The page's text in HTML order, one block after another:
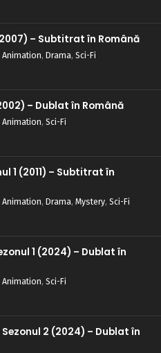
– Subtitrat în Română
Animation, Drama, Sci-Fi
– Dublat în Română
Animation, Sci-Fi
1 (2011) – Subtitrat în
Animation, Drama, Mystery, Sci-Fi
1 (2024) – Dublat în
Animation, Sci-Fi
2 (2024) – Dublat în